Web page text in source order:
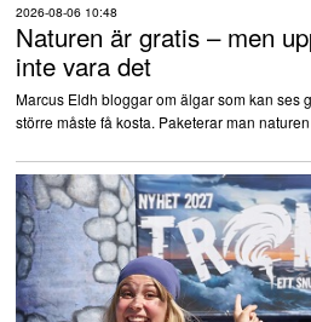
2026-08-06 10:48
Naturen är gratis – men
inte vara det
Marcus Eldh bloggar om älgar som kan ses
större måste få kosta. Paketerar man